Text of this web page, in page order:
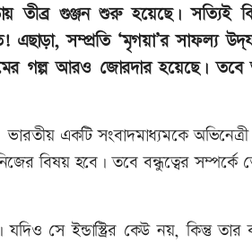
তীব্র গুঞ্জন শুরু হয়েছে। সত্যিই
এছাড়া, সম্প্রতি ‘মৃগয়া’র সাফল্য
গল্প আরও জোরদার হয়েছে।
একটি সংবাদমাধ্যমকে
বিষয় হবে। তবে বন্ধুত্বের
সে ইন্ডাস্ট্রির কেউ নয়, কিন্তু তার